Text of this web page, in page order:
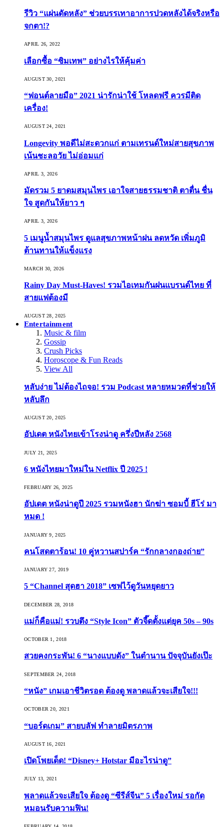
รีวิว “แผ่นดัดหลัง” ช่วยบรรเทาอาการปวดหลังได้จริงหรือ
จกตา!?
APRIL 26, 2022
เลือกซื้อ “ซิมเทพ” อย่างไรให้คุ้มค่า
AUGUST 30, 2021
“ฟอนต์ลายมือ” 2021 น่ารักน่าใช้ โหลดฟรี ควรมีติด
เครื่อง!
AUGUST 24, 2021
Longevity พอดีไม่สะดวกแก่ ตามเทรนด์ใหม่สายสุขภาพ
เน้นชะลอวัย ไม่อ่อมแก่
APRIL 3, 2026
มัดรวม 5 ยาดมสมุนไพร เอาใจสายธรรมชาติ ตาตื่น ชื่น
ใจ สูดกันให้ยาว ๆ
APRIL 3, 2026
5 เมนูน้ำสมุนไพร ดูแลสุขภาพหน้าฝน ลดหวัด เพิ่มภูมิ
ต้านทานให้แข็งแรง
MARCH 30, 2026
Rainy Day Must-Haves! รวมไอเทมกันฝนแบรนด์ไทย ที่
สายแฟต้องมี
AUGUST 28, 2025
Entertainment
Music & film
Gossip
Crush Picks
Horoscope & Fun Reads
View All
หลับง่าย ไม่ต้องไถจอ! รวม Podcast หลายหมวดที่ช่วยให้
หลับลึก
AUGUST 20, 2025
อัปเดต หนังไทยเข้าโรงน่าดู ครึ่งปีหลัง 2568
JULY 21, 2025
6 หนังไทยมาใหม่ใน Netflix ปี 2025 !
FEBRUARY 26, 2025
อัปเดต หนังน่าดูปี 2025 รวมหนังฮา นักฆ่า ซอมบี้ ฮีโร่ มา
หมด !
JANUARY 9, 2025
คนโสดตาร้อน! 10 คู่หวานสปาร์ค “รักกลางกองถ่าย”
JANUARY 27, 2019
5 “Channel สุดฮา 2018” เซฟไว้ดูวันหยุดยาว
DECEMBER 28, 2018
แม่ก็คือแม่! รวบตึง “Style Icon” ตัวจี๊ดตั้งแต่ยุค 50s – 90s
OCTOBER 1, 2018
สวยคงกระพัน! 6 “นางแบบดัง” ในตำนาน ปัจจุบันยังเป๊ะ
SEPTEMBER 24, 2018
“หนัง” เกมเอาชีวิตรอด ต้องดู พลาดแล้วจะเสียใจ!!!
OCTOBER 20, 2021
“บอร์ดเกม” สายบลัฟ ทำลายมิตรภาพ
AUGUST 16, 2021
เปิดโพยเด็ด! “Disney+ Hotstar มีอะไรน่าดู”
JULY 13, 2021
พลาดแล้วจะเสียใจ ต้องดู “ซีรีส์จีน” 5 เรื่องใหม่ รอกัด
หมอนรับความฟิน!